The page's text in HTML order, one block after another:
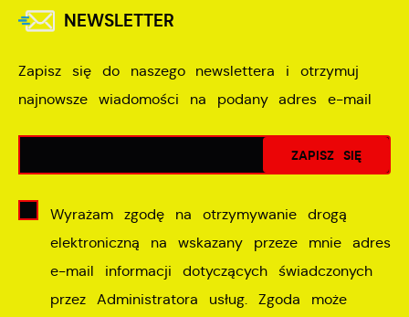
NEWSLETTER
Zapisz się do naszego newslettera i otrzymuj
najnowsze wiadomości na podany adres e-mail
Wyrażam zgodę na otrzymywanie drogą
elektroniczną na wskazany przeze mnie adres
e-mail informacji dotyczących świadczonych
przez Administratora usług. Zgoda może